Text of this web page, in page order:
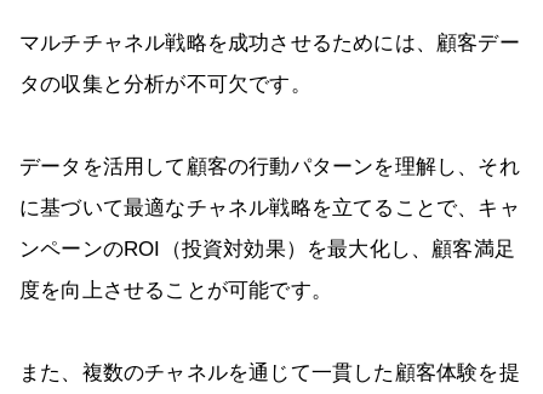
マルチチャネル戦略を成功させるためには、顧客デー
タの収集と分析が不可欠です。
データを活用して顧客の行動パターンを理解し、それ
に基づいて最適なチャネル戦略を立てることで、キャ
ンペーンのROI（投資対効果）を最大化し、顧客満足
度を向上させることが可能です。
また、複数のチャネルを通じて一貫した顧客体験を提